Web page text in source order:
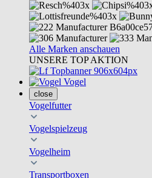
Alle Marken anschauen
UNSERE TOP AKTION
Vogel
close
Vogelfutter
Vogelspielzeug
Vogelheim
Transportboxen